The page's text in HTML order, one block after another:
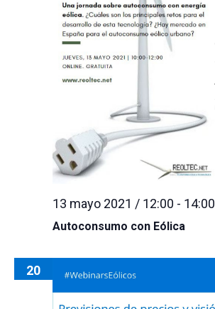
Autoconsumo con Eólica
13 mayo 2021 / 12:00 - 14:00
20